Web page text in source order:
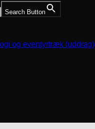
Search Button
og eventyrtræk (uddrag)